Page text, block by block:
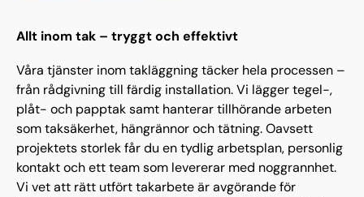
Allt inom tak – tryggt och effektivt
Våra tjänster inom takläggning täcker hela processen –
från rådgivning till färdig installation. Vi lägger tegel-,
plåt- och papptak samt hanterar tillhörande arbeten
som taksäkerhet, hängrännor och tätning. Oavsett
projektets storlek får du en tydlig arbetsplan, personlig
kontakt och ett team som levererar med noggrannhet.
Vi vet att rätt utfört takarbete är avgörande för